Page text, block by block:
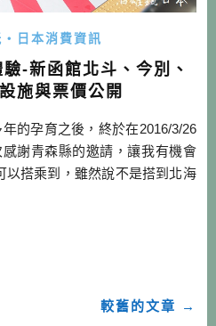
・日本消費資訊
-新函館北斗、今別、
施與票價公開
的孕育之後，終於在2016/3/26
謝青森縣的邀請，讓我有機會
以搭乘到，雖然說不是搭到北海
以260km的速度奔馳在北國大
較舊的文章 →